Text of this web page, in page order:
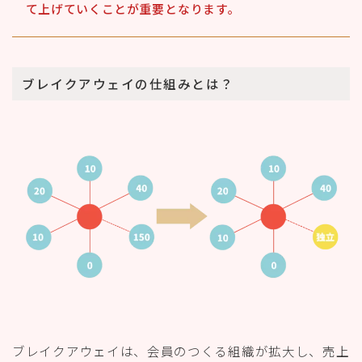
て上げていくことが重要となります。
ブレイクアウェイの仕組みとは？
ブレイクアウェイは、会員のつくる組織が拡大し、売上